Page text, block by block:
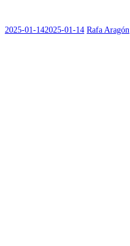
2025-01-142025-01-14 Rafa Aragón